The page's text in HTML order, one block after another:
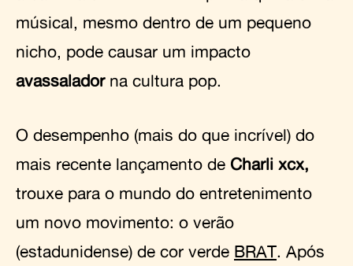
músical, mesmo dentro de um pequeno
nicho, pode causar um impacto
avassaladorna cultura pop.
O desempenho (mais do que incrível) do
mais recente lançamento de Charli xcx,
trouxe para o mundo do entretenimento
um novo movimento: o verão
(estadunidense) de cor verde BRAT. Após